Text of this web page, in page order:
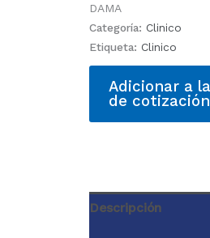
DAMA
Categoría: Clinico
Etiqueta: Clinico
Adicionar a
de cotización
Descripción